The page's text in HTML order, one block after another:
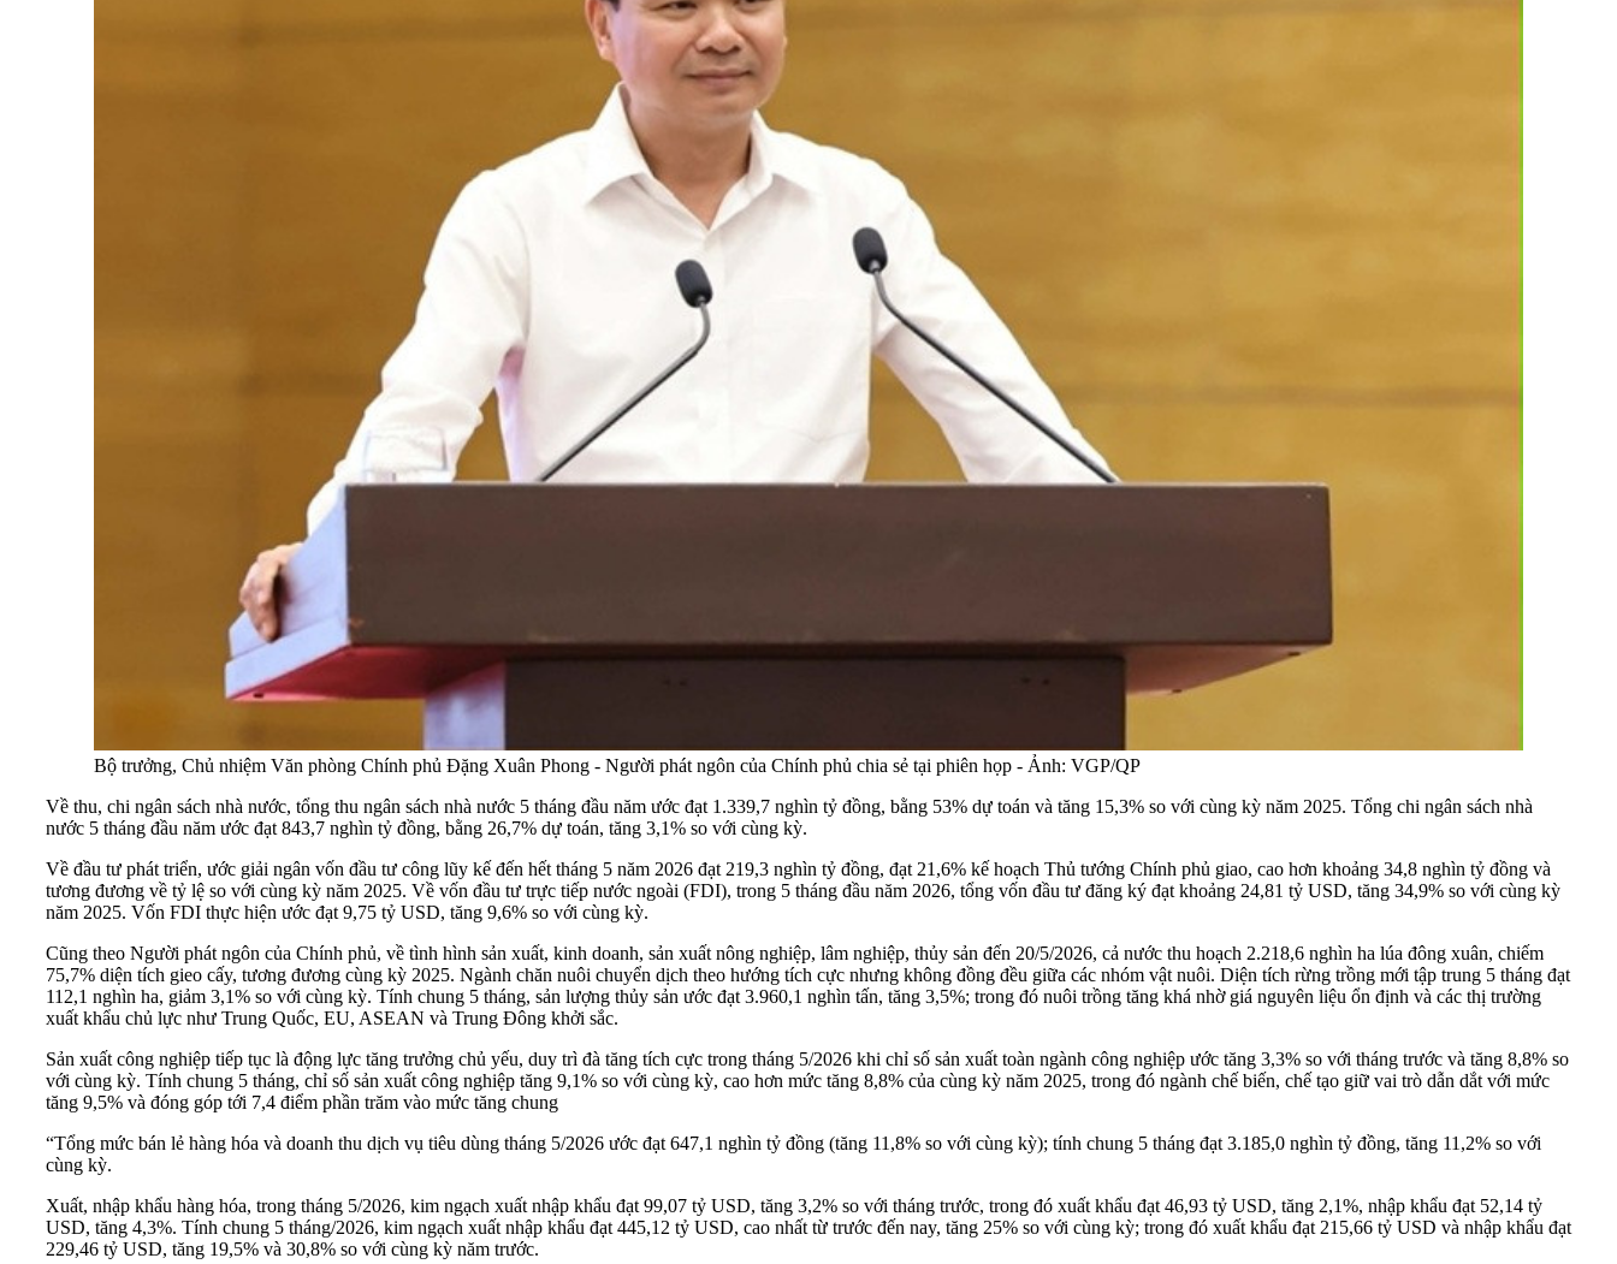
Bộ trưởng, Chủ nhiệm Văn phòng Chính phủ Đặng Xuân Phong - Người phát ngôn của Chính phủ chia sẻ tại phiên họp - Ảnh: VGP/QP
Về thu, chi ngân sách nhà nước, tổng thu ngân sách nhà nước 5 tháng đầu năm ước đạt 1.339,7 nghìn tỷ đồng, bằng 53% dự toán và tăng 15,3% so với cùng kỳ năm 2025. Tổng chi ngân sách nhà
nước 5 tháng đầu năm ước đạt 843,7 nghìn tỷ đồng, bằng 26,7% dự toán, tăng 3,1% so với cùng kỳ.
Về đầu tư phát triển, ước giải ngân vốn đầu tư công lũy kế đến hết tháng 5 năm 2026 đạt 219,3 nghìn tỷ đồng, đạt 21,6% kế hoạch Thủ tướng Chính phủ giao, cao hơn khoảng 34,8 nghìn tỷ đồng và
tương đương về tỷ lệ so với cùng kỳ năm 2025. Về vốn đầu tư trực tiếp nước ngoài (FDI), trong 5 tháng đầu năm 2026, tổng vốn đầu tư đăng ký đạt khoảng 24,81 tỷ USD, tăng 34,9% so với cùng kỳ
năm 2025. Vốn FDI thực hiện ước đạt 9,75 tỷ USD, tăng 9,6% so với cùng kỳ.
Cũng theo Người phát ngôn của Chính phủ, về tình hình sản xuất, kinh doanh, sản xuất nông nghiệp, lâm nghiệp, thủy sản đến 20/5/2026, cả nước thu hoạch 2.218,6 nghìn ha lúa đông xuân, chiếm
75,7% diện tích gieo cấy, tương đương cùng kỳ 2025. Ngành chăn nuôi chuyển dịch theo hướng tích cực nhưng không đồng đều giữa các nhóm vật nuôi. Diện tích rừng trồng mới tập trung 5 tháng đạt
112,1 nghìn ha, giảm 3,1% so với cùng kỳ. Tính chung 5 tháng, sản lượng thủy sản ước đạt 3.960,1 nghìn tấn, tăng 3,5%; trong đó nuôi trồng tăng khá nhờ giá nguyên liệu ổn định và các thị trường
xuất khẩu chủ lực như Trung Quốc, EU, ASEAN và Trung Đông khởi sắc.
Sản xuất công nghiệp tiếp tục là động lực tăng trưởng chủ yếu, duy trì đà tăng tích cực trong tháng 5/2026 khi chỉ số sản xuất toàn ngành công nghiệp ước tăng 3,3% so với tháng trước và tăng 8,8% so
với cùng kỳ. Tính chung 5 tháng, chỉ số sản xuất công nghiệp tăng 9,1% so với cùng kỳ, cao hơn mức tăng 8,8% của cùng kỳ năm 2025, trong đó ngành chế biến, chế tạo giữ vai trò dẫn dắt với mức
tăng 9,5% và đóng góp tới 7,4 điểm phần trăm vào mức tăng chung
“Tổng mức bán lẻ hàng hóa và doanh thu dịch vụ tiêu dùng tháng 5/2026 ước đạt 647,1 nghìn tỷ đồng (tăng 11,8% so với cùng kỳ); tính chung 5 tháng đạt 3.185,0 nghìn tỷ đồng, tăng 11,2% so với
cùng kỳ.
Xuất, nhập khẩu hàng hóa, trong tháng 5/2026, kim ngạch xuất nhập khẩu đạt 99,07 tỷ USD, tăng 3,2% so với tháng trước, trong đó xuất khẩu đạt 46,93 tỷ USD, tăng 2,1%, nhập khẩu đạt 52,14 tỷ
USD, tăng 4,3%. Tính chung 5 tháng/2026, kim ngạch xuất nhập khẩu đạt 445,12 tỷ USD, cao nhất từ trước đến nay, tăng 25% so với cùng kỳ; trong đó xuất khẩu đạt 215,66 tỷ USD và nhập khẩu đạt
229,46 tỷ USD, tăng 19,5% và 30,8% so với cùng kỳ năm trước.